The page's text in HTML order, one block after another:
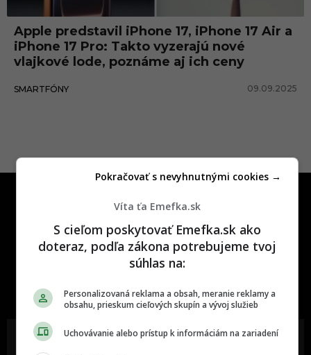
1
7
p
r
Apple predstavil iPhone 17, iPhone 17 Air a
iPhone 17 Pro: Takto vyzerajú nové
vlajkové lode, poznáme aj ich ceny
SMARTFÓNY 09.09.2025
One time najzábavnejšie miesto na
najzabávnejšie miesto na svete
Víta ťa Emefka.sk
S cieľom poskytovať Emefka.sk ako
doteraz, podľa zákona potrebujeme tvoj
súhlas na:
Personalizovaná reklama a obsah, meranie reklamy a
obsahu, prieskum cieľových skupín a vývoj služieb
Uchovávanie alebo prístup k informáciám na zariadení
Pokračovať s nevyhnutnými cookies →